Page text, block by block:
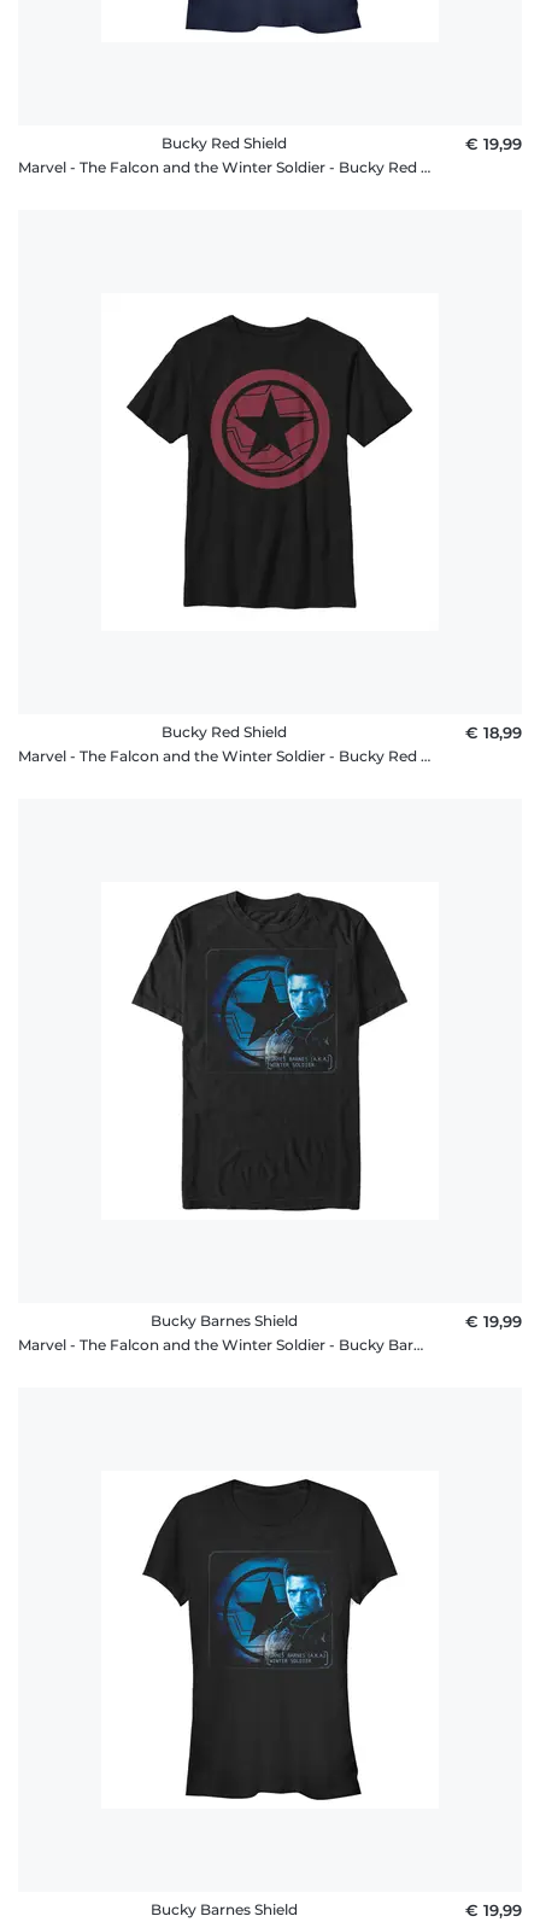
Bucky Red Shield
Marvel - The Falcon and the Winter Soldier - Bucky Red Shield - Frauen T-Shirt
€ 19,99
Bucky Red Shield
Marvel - The Falcon and the Winter Soldier - Bucky Red Shield - Kinder T-Shirt
€ 18,99
Bucky Barnes Shield
Marvel - The Falcon and the Winter Soldier - Bucky Barnes Shield - Männer T-Shirt
€ 19,99
Bucky Barnes Shield
€ 19,99